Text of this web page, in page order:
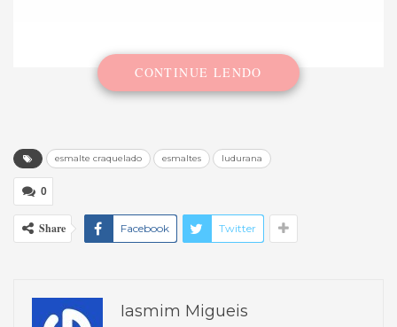
CONTINUE LENDO
esmalte craquelado esmaltes ludurana
0
Share Facebook Twitter
Iasmim Migueis